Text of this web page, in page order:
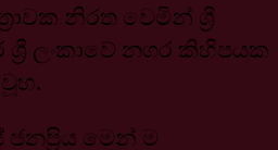
නිරත වෙමින් ශ්‍රී
ශ්‍රී ලංකාවේ නගර කිහිපයක
මෙන් ම